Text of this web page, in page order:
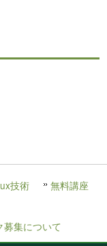
技術
無料講座
募集について